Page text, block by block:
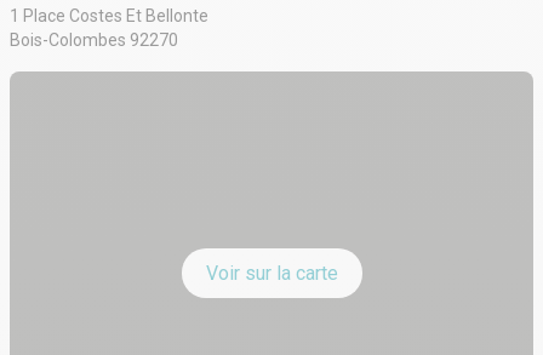
1 Place Costes Et Bellonte
Bois-Colombes 92270
Voir sur la carte